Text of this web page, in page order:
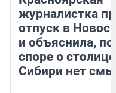
журналистка
отпуск в
и объяснила,
споре о столице
Сибири нет